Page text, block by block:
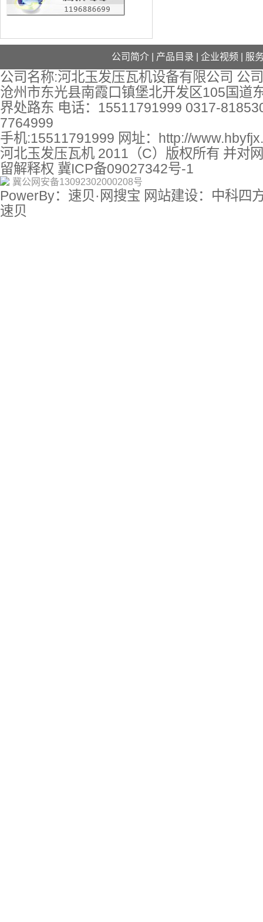
公司简介 产品目录 企业视频 服
公司名称:河北玉发压瓦机设备有限公司 公
沧州市东光县南霞口镇堡北开发区105国道
界处路东 电话：15511791999 0317-
7764999
手机:15511791999 网址： http://
河北玉发压瓦机 2011（C）版权所有 并对
留解释权 冀ICP备09027342号-1
冀公网安备13092302000208号
PowerBy：速贝·网搜宝 网站建设：中科四
速贝